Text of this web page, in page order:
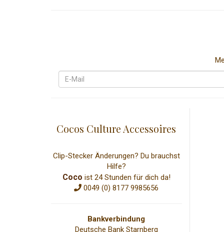
Cocos Culture Accessoires
Clip-Stecker Änderungen? Du brauchst
Hilfe?
Coco ist 24 Stunden für dich da!
0049 (0) 8177 9985656
Bankverbindung
Deutsche Bank Starnberg